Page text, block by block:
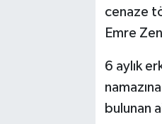
cenaze
Emre
6 aylık
bulunan